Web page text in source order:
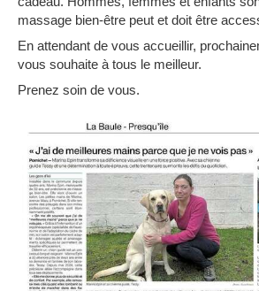
massage bien-être peut et doit être
En attendant de vous accueillir,
vous souhaite à tous le meilleur.
Prenez soin de vous.